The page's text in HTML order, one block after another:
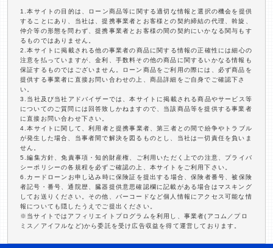
1.本サイトの目的は、ローン商品等に関する適切な情報と選択の機会を提供
することにあり、当社は、提携事業者とお客様との契約締結の代理、斡旋、
仲介等の形態を問わず、提携事業者とお客様の間の契約にいかなる関与もす
るものではありません。
2.本サイトに掲載される他の事業者の商品に関する情報の正確性には細心の
注意を払っていますが、金利、手数料その他の商品に関するいかなる情報も
保証するものではございません。ローン商品をご利用の際には、必ず商品を
提供する事業者に直接お問い合わせの上、商品詳細をご自身でご確認下さ
い。
3.当社及び当社アドバイザーでは、本サイトに掲載される商品やサービス等
についてのご質問には回答致しかねますので、当該商品等を提供する事業者
に直接お問い合わせ下さい。
4.本サイトに関して、利用者と提携事業者、第三者との間で紛争やトラブル
が発生した場合、当事者間で解決を図るものとし、当社は一切責任を負いま
せん。
5.編集方針、免責事項・知的財産権、ご利用いただく上での注意、プライバ
シーポリシーの各規程を必ずご確認の上、本サイトをご利用下さい。
6.カードローンお申し込み時に保険証を提出する場合、保険者番号、被保険
者記号・番号、通院歴、臓器提供意思確認欄に記載がある場合はマスキング
してお送りください。その他、バーコードなど個人情報にアクセス可能な情
報についても隠したうえでご提出ください。
※当サイトではアフィリエイトプログラムを利用し、事業者(アコム／プロ
ミス／アイフルなど)から委託を受け広告収益を得て運営しております。